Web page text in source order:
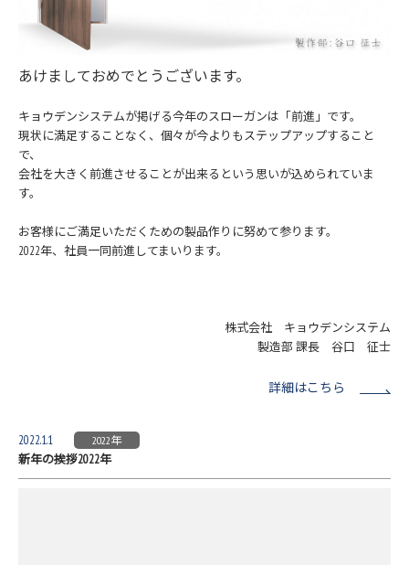
あけましておめでとうございます。
キョウデンシステムが掲げる今年のスローガンは「前進」です。
現状に満足することなく、個々が今よりもステップアップすること
で、
会社を大きく前進させることが出来るという思いが込められていま
す。
お客様にご満足いただくための製品作りに努めて参ります。
2022年、社員一同前進してまいります。
株式会社 キョウデンシステム
製造部 課長 谷口 征士
詳細はこちら
2022.1.1 2022年
新年の挨拶2022年